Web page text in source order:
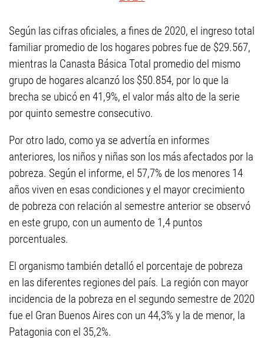
Según las cifras oficiales, a fines de 2020, el ingreso total
familiar promedio de los hogares pobres fue de $29.567,
mientras la Canasta Básica Total promedio del mismo
grupo de hogares alcanzó los $50.854, por lo que la
brecha se ubicó en 41,9%, el valor más alto de la serie
por quinto semestre consecutivo.
Por otro lado, como ya se advertía en informes
anteriores, los niños y niñas son los más afectados por la
pobreza. Según el informe, el 57,7% de los menores 14
años viven en esas condiciones y el mayor crecimiento
de pobreza con relación al semestre anterior se observó
en este grupo, con un aumento de 1,4 puntos
porcentuales.
El organismo también detalló el porcentaje de pobreza
en las diferentes regiones del país. La región con mayor
incidencia de la pobreza en el segundo semestre de 2020
fue el Gran Buenos Aires con un 44,3% y la de menor, la
Patagonia con el 35,2%.